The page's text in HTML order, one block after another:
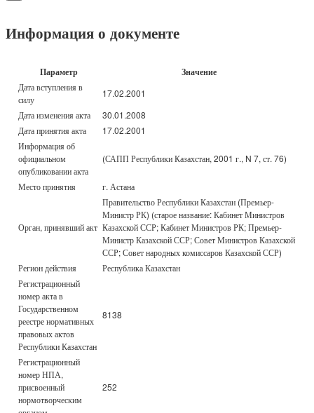
Информация о документе
Параметр Значение
Дата вступления в
силу
17.02.2001
Дата изменения акта
30.01.2008
Дата принятия акта
17.02.2001
Информация об
официальном
опубликовании акта
(САПП Республики Казахстан, 2001 г., N 7, ст. 76)
Место принятия г. Астана
Орган, принявший акт
Правительство Республики Казахстан (Премьер-
Министр РК) (старое название: Кабинет Министров
Казахской ССР; Кабинет Министров РК; Премьер-
Министр Казахской ССР; Совет Министров Казахской
ССР; Совет народных комиссаров Казахской ССР)
Регион действия
Республика Казахстан
Регистрационный
номер акта в
Государственном
реестре нормативных
правовых актов
Республики Казахстан
8138
Регистрационный
номер НПА,
присвоенный
нормотворческим
252